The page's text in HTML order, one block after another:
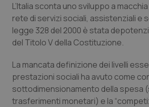
L’Italia sconta uno sviluppo a
rete di servizi sociali, assistenziali e
legge 328 del 2000 è stata
del Titolo V della Costituzione.
La mancata definizione dei livelli
prestazioni sociali ha avuto come
sottodimensionamento della spesa
trasferimenti monetari) e la